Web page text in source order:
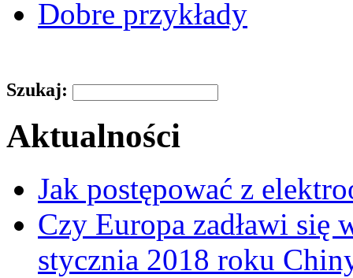
Dobre przykłady
Szukaj:
Aktualności
Jak postępować z
Czy Europa zadławi się
stycznia 2018 roku